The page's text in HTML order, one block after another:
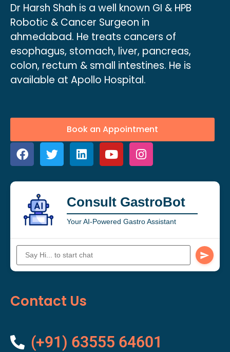
Dr Harsh Shah is a well known GI & HPB
Robotic & Cancer Surgeon in
ahmedabad. He treats cancers of
esophagus, stomach, liver, pancreas,
colon, rectum & small intestines. He is
available at Apollo Hospital.
Book an Appointment
Consult GastroBot
Your AI-Powered Gastro Assistant
Contact Us
(+91) 63555 64601